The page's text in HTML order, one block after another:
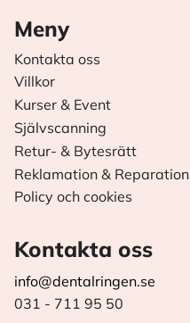
Meny
Kontakta oss
Villkor
Kurser & Event
Självscanning
Retur- & Bytesrätt
Reklamation & Reparation
Policy och cookies
Kontakta oss
info@dentalringen.se
031 - 711 95 50